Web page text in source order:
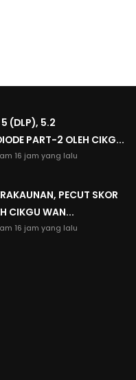
(DLP), 5.2
PART-2 OLEH CIKG...
16 jam yang lalu
PECUT SKOR
CIKGU WAN...
16 jam yang lalu